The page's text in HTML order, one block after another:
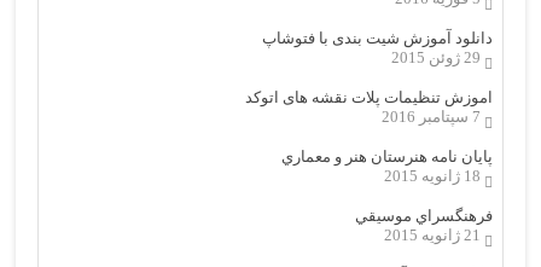
دانلود آموزش شیت بندی با فتوشاپ
29 ژوئن 2015
اموزش تنظیمات پلات نقشه های اتوکد
7 سپتامبر 2016
پایان نامه هنرستان هنر و معماري
18 ژانویه 2015
فرهنگسراي موسيقي
21 ژانویه 2015